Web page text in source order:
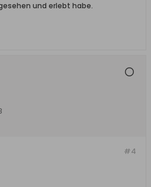
und erlebt habe.
#4